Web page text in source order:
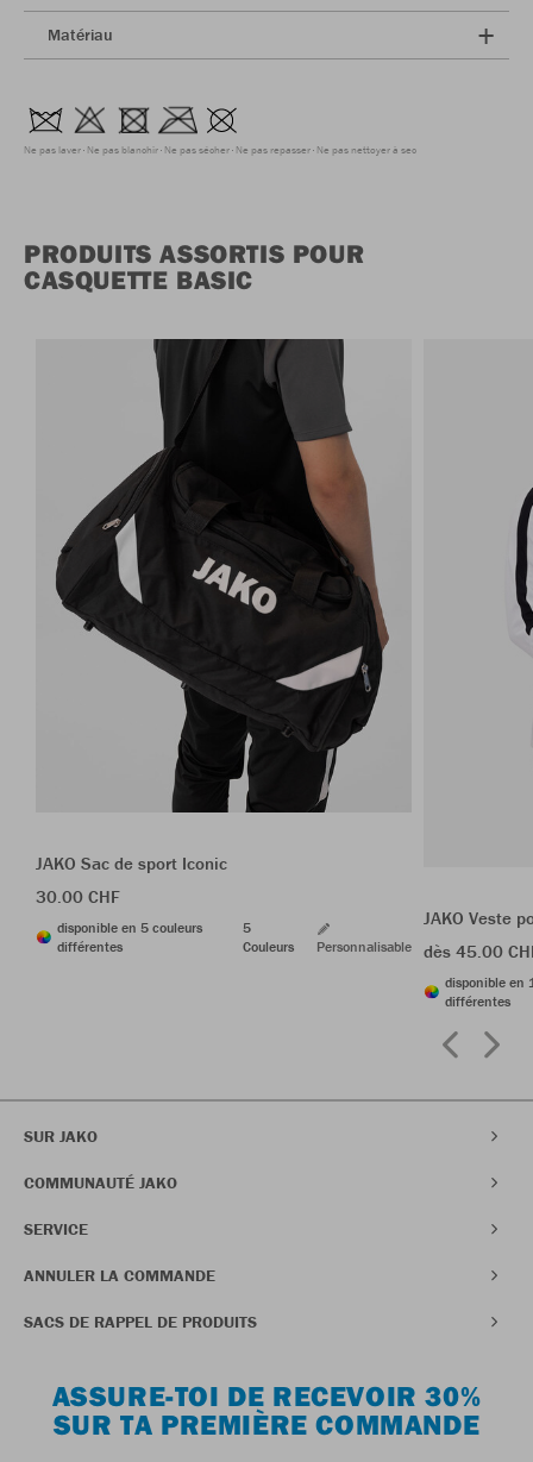
Matériau
Ne pas laver Ne pas blanchir Ne pas sécher Ne pas repasser Ne pas nettoyer à sec
PRODUITS ASSORTIS POUR
CASQUETTE BASIC
JAKO Sac de sport Iconic
30.00 CHF
disponible en 5 couleurs
différentes
5
Couleurs
Personnalisable
JAKO Veste
dès 45.00
disponible en
différentes
SUR JAKO
COMMUNAUTÉ JAKO
SERVICE
ANNULER LA COMMANDE
SACS DE RAPPEL DE PRODUITS
ASSURE-TOI DE RECEVOIR 30%
SUR TA PREMIÈRE COMMANDE